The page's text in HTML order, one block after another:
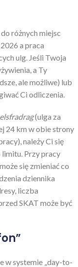
różnych miejsc
a praca
ulg. Jeśli Twoja
a Ty
ale możliwe) lub
Ci odliczenia.
(ulga za
24 km w obie strony
należy Ci się
Przy pracy
się zmieniać co
dziennika
liczba
SKAT może być
w systemie „day-to-